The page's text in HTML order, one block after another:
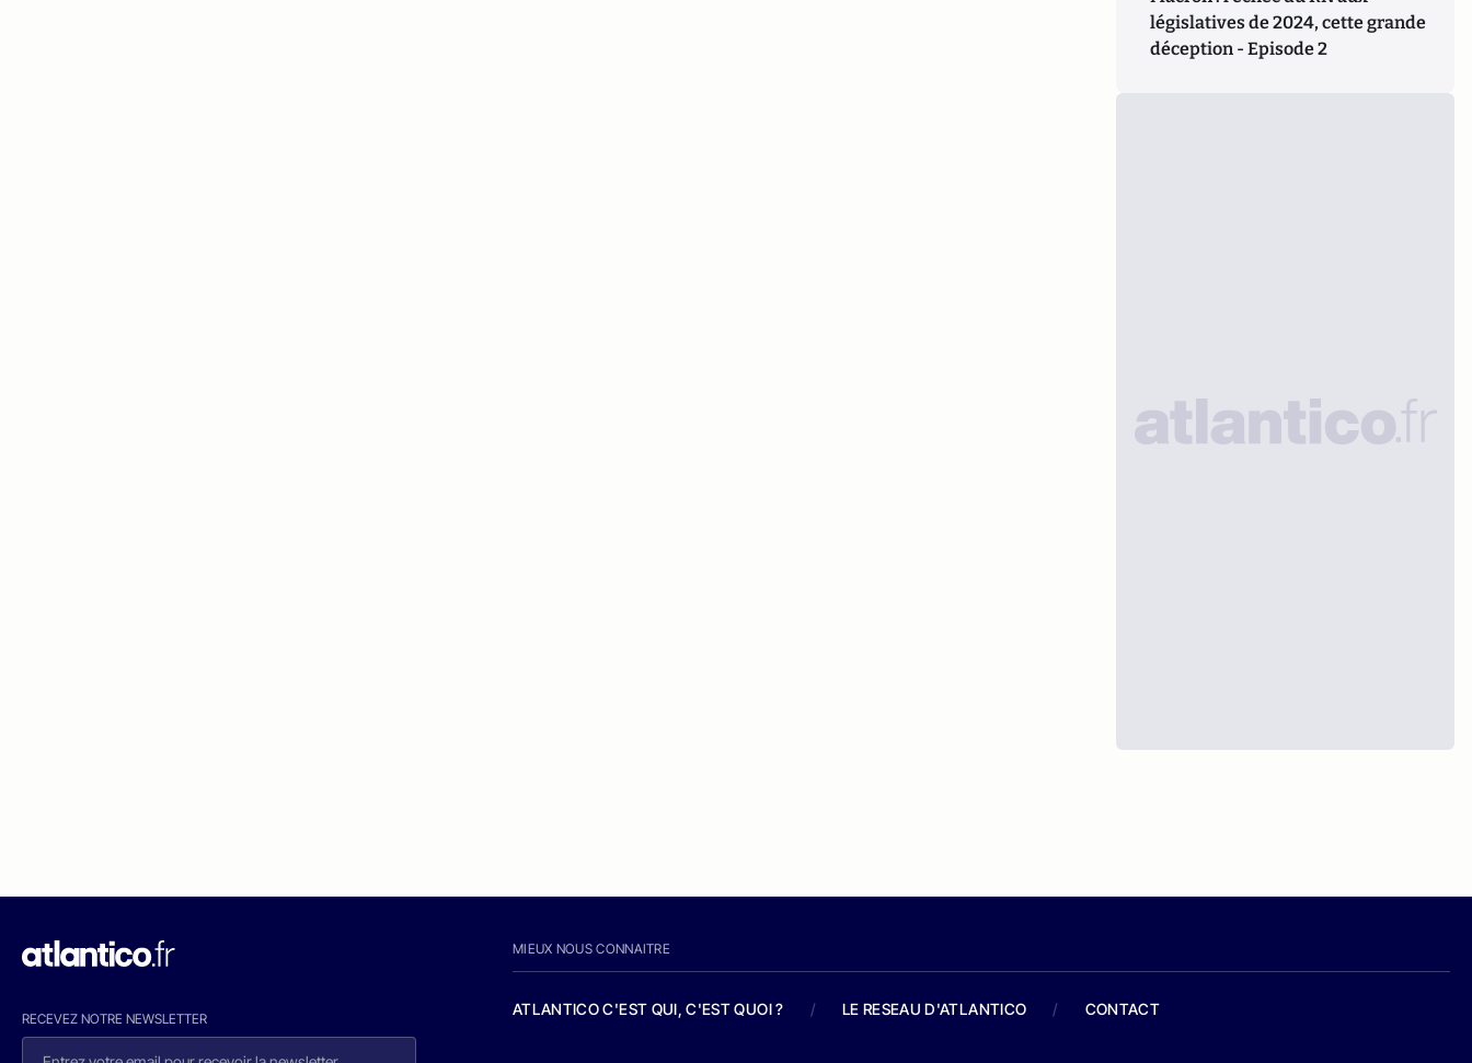
législatives de 2024, cette grande
déception - Episode 2
RECEVEZ NOTRE NEWSLETTER
MIEUX NOUS CONNAITRE
ATLANTICO C'EST QUI, C'EST QUOI ? / LE RESEAU D'ATLANTICO / CONTACT